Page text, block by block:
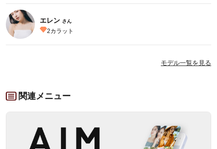
エレン さん
2カラット
モデル一覧を見る
関連メニュー